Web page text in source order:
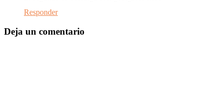
Responder
Deja un comentario